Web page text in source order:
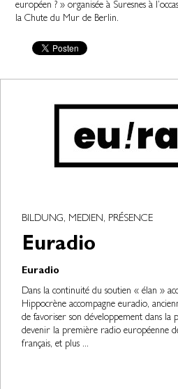
européen ? » organisée à Suresnes à
la Chute du Mur de Berlin.
BILDUNG, MEDIEN, PRÉSENCE
Euradio
Euradio
Dans la continuité du soutien « élan »
Hippocrène accompagne euradio,
de favoriser son développement dans la
devenir la première radio européenne
français, et plus ...